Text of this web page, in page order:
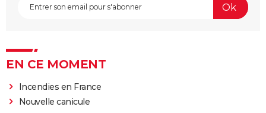
EN CE MOMENT
Incendies en France
Nouvelle canicule